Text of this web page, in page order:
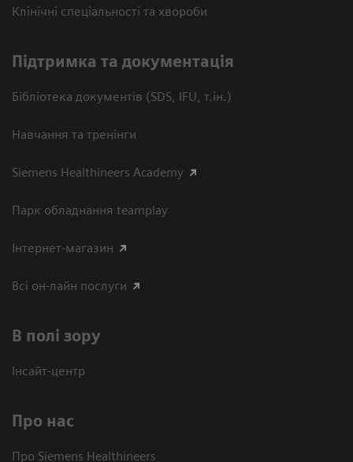
Клінічні спеціальності та хвороби
Підтримка та документація
Бібліотека документів (SDS, IFU, т.ін.)
Навчання та тренінги
Siemens Healthineers Academy
Парк обладнання teamplay
Інтернет-магазин
Всі он-лайн послуги
В полі зору
Інсайт-центр
Про нас
Про Siemens Healthineers